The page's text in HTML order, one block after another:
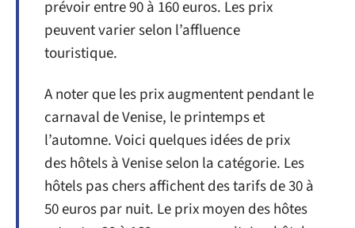
prévoir entre 90 à 160 euros. Les prix
peuvent varier selon l’affluence
touristique.
A noter que les prix augmentent pendant le
carnaval de Venise, le printemps et
l’automne. Voici quelques idées de prix
des hôtels à Venise selon la catégorie. Les
hôtels pas chers affichent des tarifs de 30 à
50 euros par nuit. Le prix moyen des hôtes